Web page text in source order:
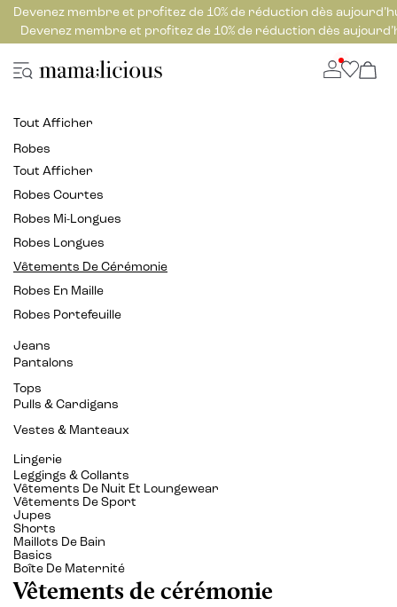
Devenez membre et profitez de 10% de réduction dès
Devenez membre et profitez de 10% de réduction dès
Tout Afficher
Robes
Tout Afficher
Robes Courtes
Robes Mi-Longues
Robes Longues
Vêtements De Cérémonie
Robes En Maille
Robes Portefeuille
Jeans
Pantalons
Tops
Pulls & Cardigans
Vestes & Manteaux
Lingerie
Leggings & Collants
Vêtements De Nuit Et Loungewear
Vêtements De Sport
Jupes
Shorts
Maillots De Bain
Basics
Boîte De Maternité
Vêtements de cérémonie